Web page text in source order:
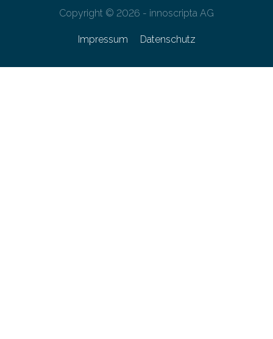
Copyright © 2026 - innoscripta AG
Impressum Datenschutz